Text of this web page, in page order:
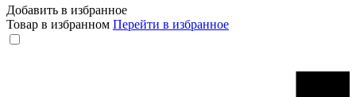
Добавить в избранное
Товар в избранном Перейти в избранное